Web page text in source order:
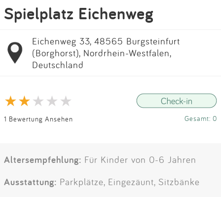
Spielplatz Eichenweg
Eichenweg 33, 48565 Burgsteinfurt
(Borghorst), Nordrhein-Westfalen,
Deutschland
1 Bewertung Ansehen Gesamt: 0
Altersempfehlung: Für Kinder von 0-6 Jahren
Ausstattung: Parkplätze, Eingezäunt, Sitzbänke